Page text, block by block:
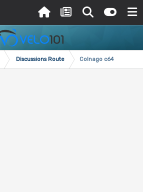
Discussions Route Colnago c64